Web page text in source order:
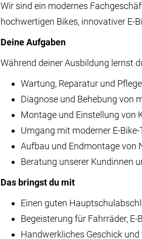
Wir sind ein modernes
hochwertigen Bikes, innovativer E-
Deine Aufgaben
Während deiner Ausbildung lernst
Wartung, Reparatur und
Diagnose und Behebung von
Montage und Einstellung von
Umgang mit moderner E-
Aufbau und Endmontage von
Beratung unserer Kundinnen
Das bringst du mit
Einen guten
Begeisterung für Fahrräder, E-
Handwerkliches Geschick